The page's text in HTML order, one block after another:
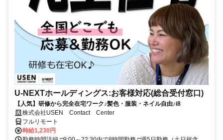
U-NEXTホールディングス:お客様対応(総合受付窓口)
【人気】研修から完全在宅ワーク♪髪色・服装・ネイル自由♪i8
株式会社USEN Contact Center
フルリモート
時給1,230円